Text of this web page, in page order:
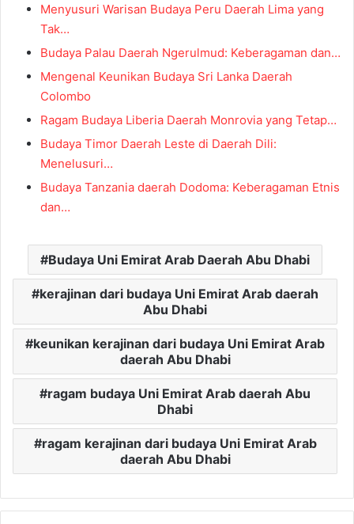
Menyusuri Warisan Budaya Peru Daerah Lima yang
Tak…
Budaya Palau Daerah Ngerulmud: Keberagaman dan…
Mengenal Keunikan Budaya Sri Lanka Daerah
Colombo
Ragam Budaya Liberia Daerah Monrovia yang Tetap…
Budaya Timor Daerah Leste di Daerah Dili:
Menelusuri…
Budaya Tanzania daerah Dodoma: Keberagaman Etnis
dan…
Budaya Uni Emirat Arab Daerah Abu Dhabi
kerajinan dari budaya Uni Emirat Arab daerah
Abu Dhabi
keunikan kerajinan dari budaya Uni Emirat Arab
daerah Abu Dhabi
ragam budaya Uni Emirat Arab daerah Abu
Dhabi
ragam kerajinan dari budaya Uni Emirat Arab
daerah Abu Dhabi